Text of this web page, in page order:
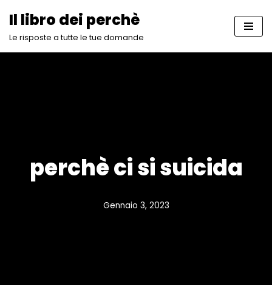
Vai
Il libro dei perchè
Le risposte a tutte le tue domande
perchè ci si suicida
Gennaio 3, 2023